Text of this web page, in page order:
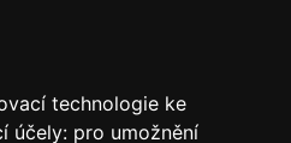
technologie ke
účely: pro umožnění